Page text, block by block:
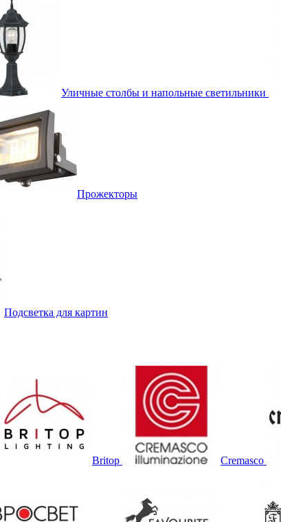
Уличные столбы и напольные светильники
Прожекторы
Подсветка для картин
Britop Cremasco